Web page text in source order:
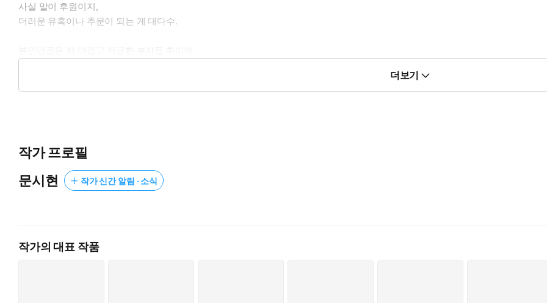
사실 말이 후원이지,
더러운 유혹이나 추문이 되는 게 대다수.
“그럼 내가 하면 키다리 숙녀인가? 키다리 부인이나 아줌마는 아닐 테니.”
‘내 후원은 다른 인간들의 후원과는 다르다! 나는 순수해!’
아직도 당신이 믿는다는 제 찬란한 미래가 무엇인지 모르겠습니다.
제겐 그 누구도 그런 말을 해 준 적이 없기에,
더보기
작가 프로필
문시현
작가 신간 알림 · 소식
작가의 대표 작품